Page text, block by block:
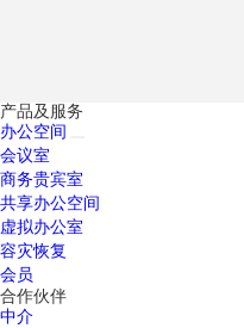
产品及服务
办公空间
会议室
商务贵宾室
共享办公空间
虚拟办公室
容灾恢复
会员
合作伙伴
中介